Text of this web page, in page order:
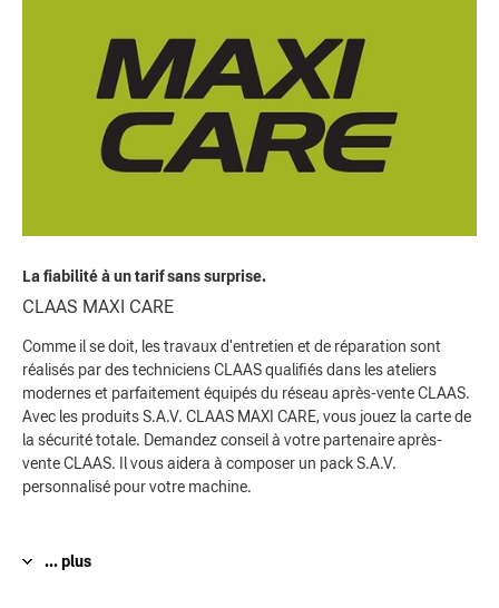
La fiabilité à un tarif sans surprise.
CLAAS MAXI CARE
Comme il se doit, les travaux d'entretien et de réparation sont
réalisés par des techniciens CLAAS qualifiés dans les ateliers
modernes et parfaitement équipés du réseau après-vente CLAAS.
Avec les produits S.A.V. CLAAS MAXI CARE, vous jouez la carte de
la sécurité totale. Demandez conseil à votre partenaire après-
vente CLAAS. Il vous aidera à composer un pack S.A.V.
personnalisé pour votre machine.
... plus